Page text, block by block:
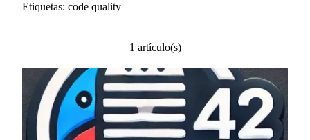
Etiquetas: code quality
1 artículo(s)